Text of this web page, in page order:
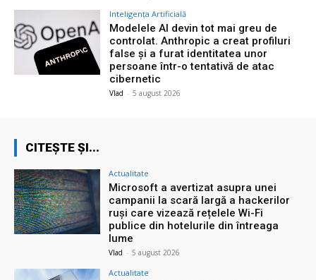
Inteligența Artificială
Modelele AI devin tot mai greu de
controlat. Anthropic a creat profiluri
false și a furat identitatea unor
persoane într-o tentativă de atac
cibernetic
Vlad - 5 august 2026
CITEȘTE ȘI...
Actualitate
Microsoft a avertizat asupra unei
campanii la scară largă a hackerilor
ruși care vizează rețelele Wi-Fi
publice din hotelurile din întreaga
lume
Vlad - 5 august 2026
Actualitate